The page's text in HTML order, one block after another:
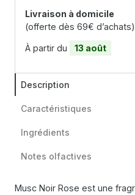
Livraison à domicile
(offerte dès 69€ d’achats)
À partir du 13 août
Description
Caractéristiques
Ingrédients
Notes olfactives
Musc Noir Rose est une